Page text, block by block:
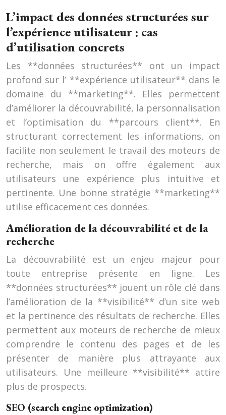
L’impact des données structurées sur
l’expérience utilisateur : cas
d’utilisation concrets
Les **données structurées** ont un impact
profond sur l’ **expérience utilisateur** dans le
domaine du **marketing**. Elles permettent
d’améliorer la découvrabilité, la personnalisation
et l’optimisation du **parcours client**. En
structurant correctement les informations, on
facilite non seulement le travail des moteurs de
recherche, mais on offre également aux
utilisateurs une expérience plus intuitive et
pertinente. Une bonne stratégie **marketing**
utilise efficacement ces données.
Amélioration de la découvrabilité et de la
recherche
La découvrabilité est un enjeu majeur pour
toute entreprise présente en ligne. Les
**données structurées** jouent un rôle clé dans
l’amélioration de la **visibilité** d’un site web
et la pertinence des résultats de recherche. Elles
permettent aux moteurs de recherche de mieux
comprendre le contenu des pages et de les
présenter de manière plus attrayante aux
utilisateurs. Une meilleure **visibilité** attire
plus de prospects.
SEO (search engine optimization)